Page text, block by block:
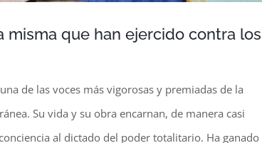
misma que han ejercido contra los
de las voces más vigorosas y premiadas de la
Su vida y su obra encarnan, de manera casi
al dictado del poder totalitario. Ha ganado